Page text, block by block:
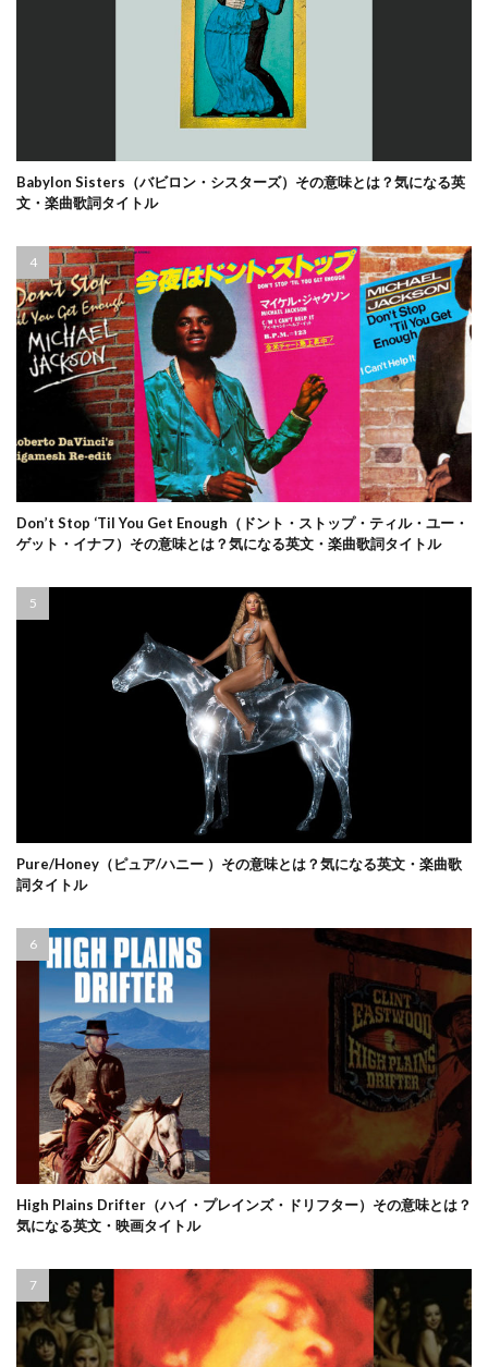
Babylon Sisters（バビロン・シスターズ）その意味とは？気になる英
文・楽曲歌詞タイトル
Don’t Stop ‘Til You Get Enough（ドント・ストップ・ティル・ユー・
ゲット・イナフ）その意味とは？気になる英文・楽曲歌詞タイトル
Pure/Honey（ピュア/ハニー ）その意味とは？気になる英文・楽曲歌
詞タイトル
High Plains Drifter（ハイ・プレインズ・ドリフター）その意味とは？
気になる英文・映画タイトル